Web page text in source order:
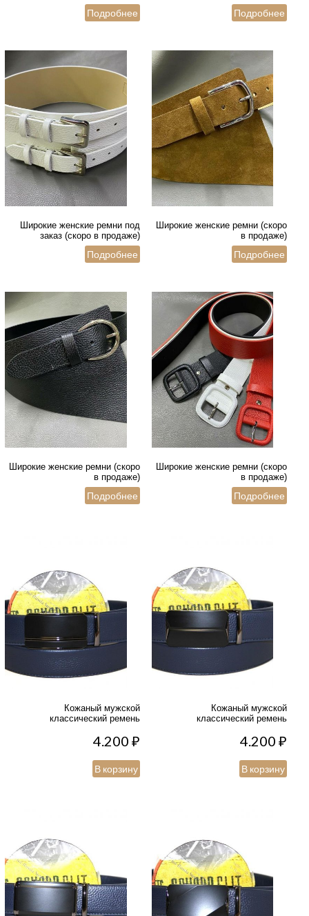
Подробнее Подробнее
Широкие женские ремни под
заказ (скоро в продаже)
Подробнее
Широкие женские ремни (скоро
в продаже)
Подробнее
Широкие женские ремни (скоро
в продаже)
Подробнее
Широкие женские ремни (скоро
в продаже)
Подробнее
Кожаный мужской
классический ремень
4.200₽
В корзину
Кожаный мужской
классический ремень
4.200₽
В корзину